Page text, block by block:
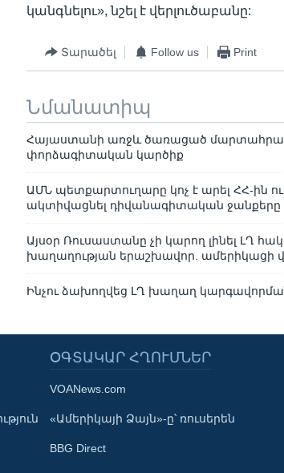
կանգնելու», նշել է վերլուծաբանը:
Տարածել Follow us Print
Նմանատիպ
Հայաստանի առջև ծառացած
փորձագիտական կարծիք
ԱՄՆ պետքարտուղարը կոչ է արել ՀՀ-ին
ակտիվացնել դիվանագիտական ջանքերը
Այսօր Ռուսաստանը չի կարող լինել ԼՂ
խաղաղության երաշխավոր. ամերիկացի
Ինչու ձախողվեց ԼՂ խաղաղ
ՕԳՏԱԿԱՐ ՀՂՈՒՄՆԵՐ
VOANews.com
«Ամերիկայի Ձայն»-ը՝ ռուսերեն
BBG Direct